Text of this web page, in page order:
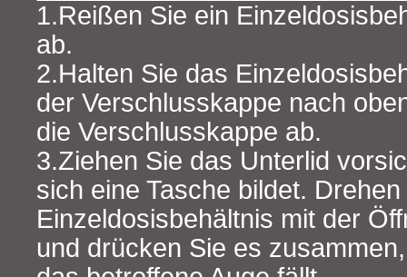
1.Reißen Sie ein
ab.
2.Halten Sie das
der Verschlusskappe nach
die Verschlusskappe ab.
3.Ziehen Sie das Unterlid
sich eine Tasche bildet.
Einzeldosisbehältnis mit der
und drücken Sie es